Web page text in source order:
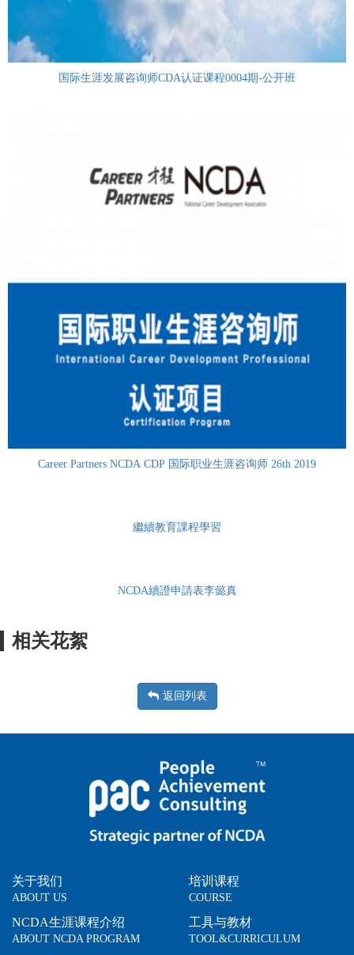
国际生涯发展咨询师CDA认证课程0004期-公开班
Career Partners NCDA CDP 国际职业生涯咨询师 26th 2019
繼續教育課程學習
NCDA續證申請表李懿真
相关花絮
返回列表
关于我们
ABOUT US
NCDA生涯课程介绍
ABOUT NCDA PROGRAM
培训课程
COURSE
工具与教材
TOOL&CURRICULUM